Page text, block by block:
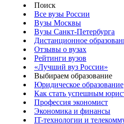
Поиск
Все вузы России
Вузы Москвы
Вузы Санкт-Петербурга
Дистанционное
Отзывы о вузах
Рейтинги вузов
«Лучший вуз России»
Выбираем образование
Юридическое образование
Как стать успешным
Профессия экономист
Экономика и финансы
IT-технологии и